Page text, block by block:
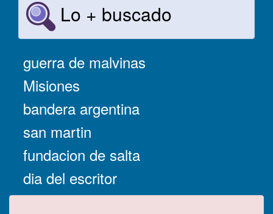
Lo + buscado
guerra de malvinas
Misiones
bandera argentina
san martin
fundacion de salta
dia del escritor